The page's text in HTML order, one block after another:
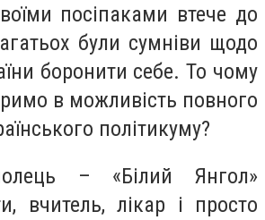
посіпаками втече до
були сумніви щодо
боронити себе. То чому
в можливість повного
політикуму?
– «Білий Янгол»
вчитель, лікар і просто